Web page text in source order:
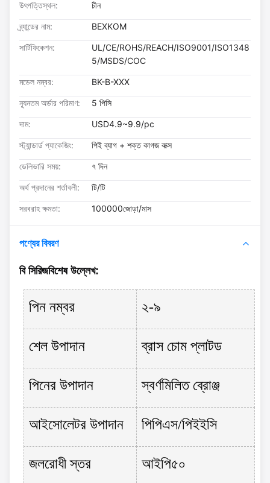
উৎপত্তিস্থল: চীন
ব্র্যান্ডের নাম: BEXKOM
সার্টিফিকেশন:
UL/CE/ROHS/REACH/ISO9001/ISO1348
5/MSDS/COC
মডেল নম্বর: BK-B-XXX
ন্যূনতম অর্ডার পরিমাণ: 5 পিসি
দাম: USD4.9~9.9/pc
স্ট্যান্ডার্ড প্যাকেজিং: পিই ব্যাগ + শক্ত কাগজ বাক্স
ডেলিভারি সময়: ৭ দিন
অর্থ প্রদানের শর্তাবলী: টি/টি
সরবরাহ ক্ষমতা: 100000জোড়া/মাস
পণ্যের বিবরণ
বি সিরিজবিশেষ উল্লেখ:
পিন নম্বর ২-৯
শেল উপাদান ব্রাস চোম প্লাটড
পিনের উপাদান স্বর্ণমিলিত ব্রোঞ্জ
আইসোলেটর উপাদান পিপিএস/পিইইসি
জলরোধী স্তর আইপি৫০